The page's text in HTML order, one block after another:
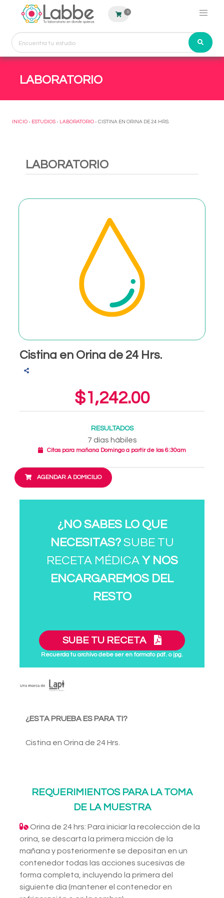
0
LABORATORIO
INICIO - ESTUDIOS - LABORATORIO - CISTINA EN ORINA DE 24 HRS.
LABORATORIO
Cistina en Orina de 24 Hrs.
$1,242.00
RESULTADOS
7 días hábiles
Citas para mañana Domingo a partir de las 6:30am
AGENDAR A DOMICILIO
¿NO SABES LO QUE
NECESITAS?SUBE TU
RECETA MÉDICA Y NOS
ENCARGAREMOS DEL
RESTO
SUBE TU RECETA
Recuerda tu archivo debe ser en formato pdf. o jpg.
¿ESTA PRUEBA ES PARA TI?
Cistina en Orina de 24 Hrs.
REQUERIMIENTOS PARA LA TOMA
DE LA MUESTRA
Orina de 24 hrs: Para iniciar la recolección de la
orina, se descarta la primera micción de la
mañana y posteriormente se depositan en un
contenedor todas las acciones sucesivas de
forma completa, incluyendo la primera del
siguiente día (mantener el contenedor en